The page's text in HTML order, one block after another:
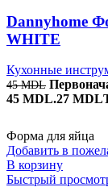
Dannyhome
WHITE
Кухонные
45MDL
45 MDL.27 MDL
Форма для яйца
Добавить в
В корзину
Быстрый